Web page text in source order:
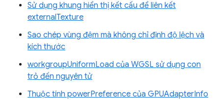
Sử dụng khung hiển thị kết cấu để liên kết
externalTexture
Sao chép vùng đệm mà không chỉ định độ lệch và
kích thước
workgroupUniformLoad của WGSL sử dụng con
trỏ đến nguyên tử
Thuộc tính powerPreference của GPUAdapterInfo